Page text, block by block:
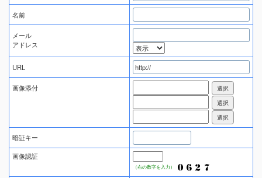
名前
メール
アドレス
URL
画像添付
暗証キー
画像認証
（右の数字を入力）